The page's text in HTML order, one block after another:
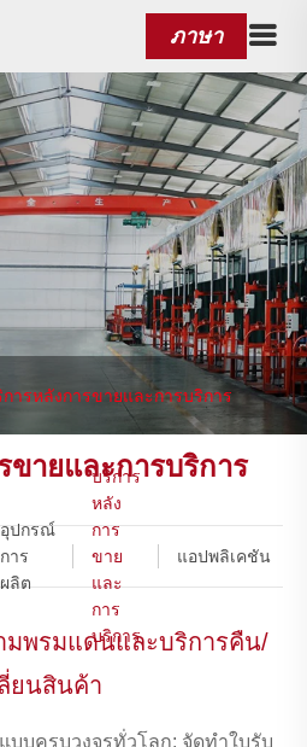
ภาษา
ารหลังการขายและการบริการ
ขายและการบริการ
อุปกรณ์
การ
ผลิต
บริการ
หลัง
การ
ขาย
และ
การ
บริการ
แอปพลิเคชัน
มพรมแดนและบริการคืน/
ยนสินค้า
บบครบวงจรทั่วโลก: จัดทำใบรับ